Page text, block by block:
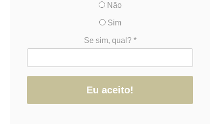
Não
Sim
Se sim, qual? *
Eu aceito!